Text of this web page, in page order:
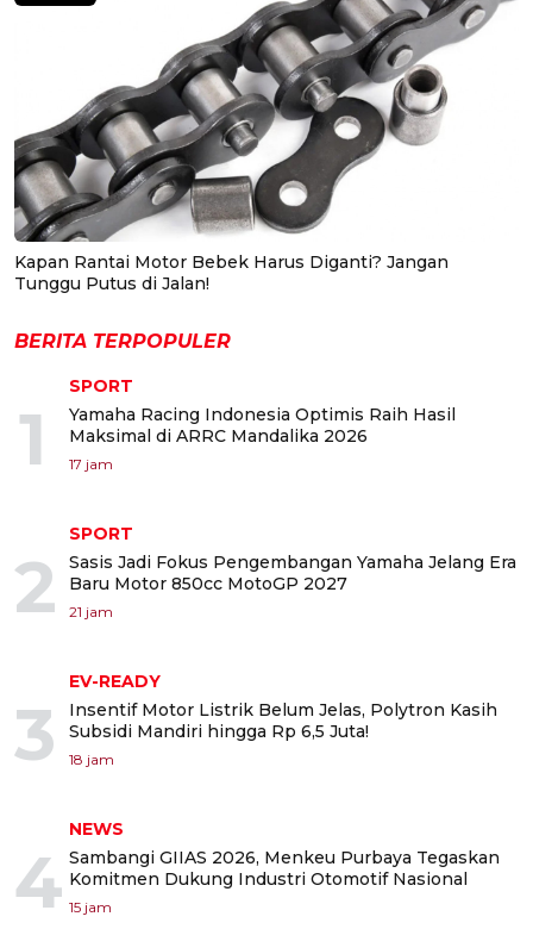
Kapan Rantai Motor Bebek Harus Diganti? Jangan
Tunggu Putus di Jalan!
BERITA TERPOPULER
1
SPORT
Yamaha Racing Indonesia Optimis Raih Hasil
Maksimal di ARRC Mandalika 2026
17 jam
2
SPORT
Sasis Jadi Fokus Pengembangan Yamaha Jelang Era
Baru Motor 850cc MotoGP 2027
21 jam
3
EV-READY
Insentif Motor Listrik Belum Jelas, Polytron Kasih
Subsidi Mandiri hingga Rp 6,5 Juta!
18 jam
4
NEWS
Sambangi GIIAS 2026, Menkeu Purbaya Tegaskan
Komitmen Dukung Industri Otomotif Nasional
15 jam